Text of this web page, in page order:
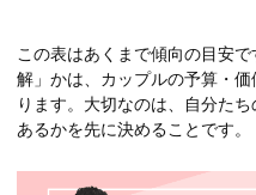
この表はあくまで傾向の目安
解」かは、カップルの予算・
ります。大切なのは、自分た
あるかを先に決めることです。